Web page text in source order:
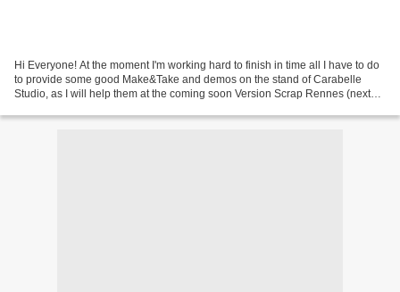
Hi Everyone! At the moment I'm working hard to finish in time all I have to do
to provide some good Make&Take and demos on the stand of Carabelle
Studio, as I will help them at the coming soon Version Scrap Rennes (next